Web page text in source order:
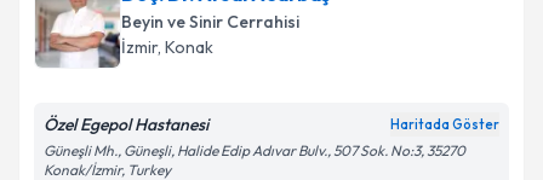
Beyin ve Sinir Cerrahisi
İzmir, Konak
Özel Egepol Hastanesi Haritada Göster
Güneşli Mh., Güneşli, Halide Edip Adıvar Bulv., 507 Sok. No:3, 35270
Konak/İzmir, Turkey